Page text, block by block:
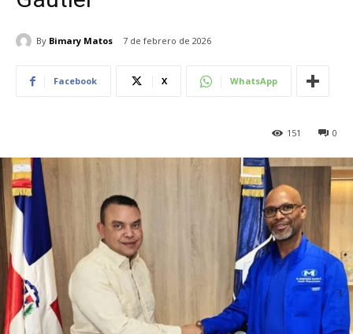
By Bimary Matos 7 de febrero de 2026
Facebook X WhatsApp
0
151